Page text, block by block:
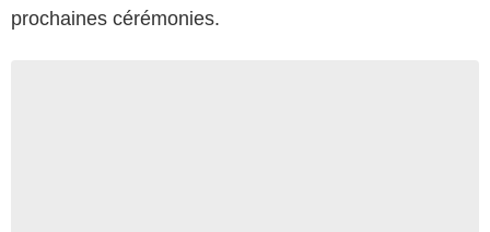
prochaines cérémonies.